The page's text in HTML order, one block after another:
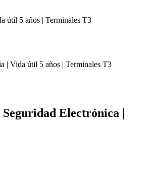
Electrónica |